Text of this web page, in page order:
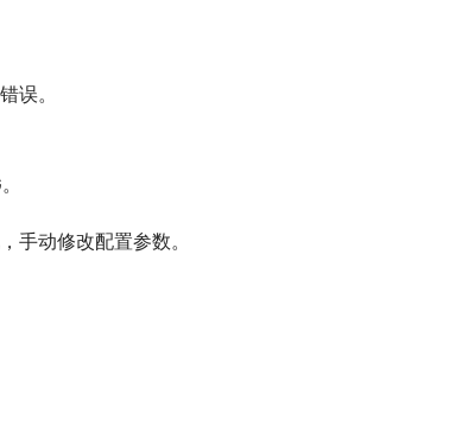
误。
手动修改配置参数。